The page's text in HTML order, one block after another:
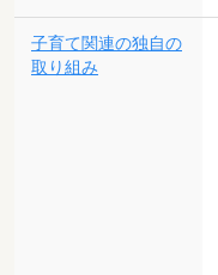
子育て関連の独自の
取り組み